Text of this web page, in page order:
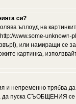
си?
ъплоуд на
www.some-
или намиращи се
картинка,
трябва да
да пуска СЪОБЩЕНИЯ се